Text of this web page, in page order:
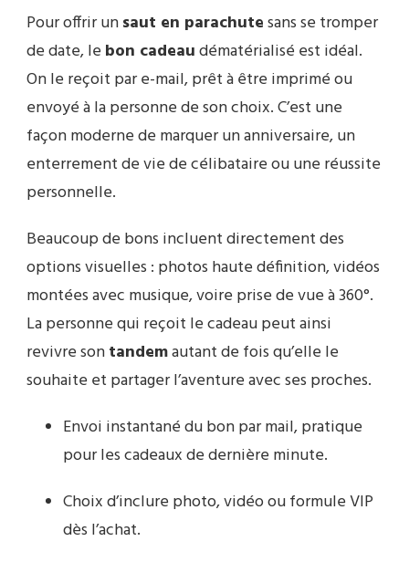
Pour offrir unsaut en parachutesans se tromper
de date, le bon cadeaudématérialisé est idéal.
On le reçoit par e-mail, prêt à être imprimé ou
envoyé à la personne de son choix. C’est une
façon moderne de marquer un anniversaire, un
enterrement de vie de célibataire ou une réussite
personnelle.
Beaucoup de bons incluent directement des
options visuelles : photos haute définition, vidéos
montées avec musique, voire prise de vue à 360°.
La personne qui reçoit le cadeau peut ainsi
revivre sontandemautant de fois qu’elle le
souhaite et partager l’aventure avec ses proches.
Envoi instantané du bon par mail, pratique
pour les cadeaux de dernière minute.
Choix d’inclure photo, vidéo ou formule VIP
dès l’achat.